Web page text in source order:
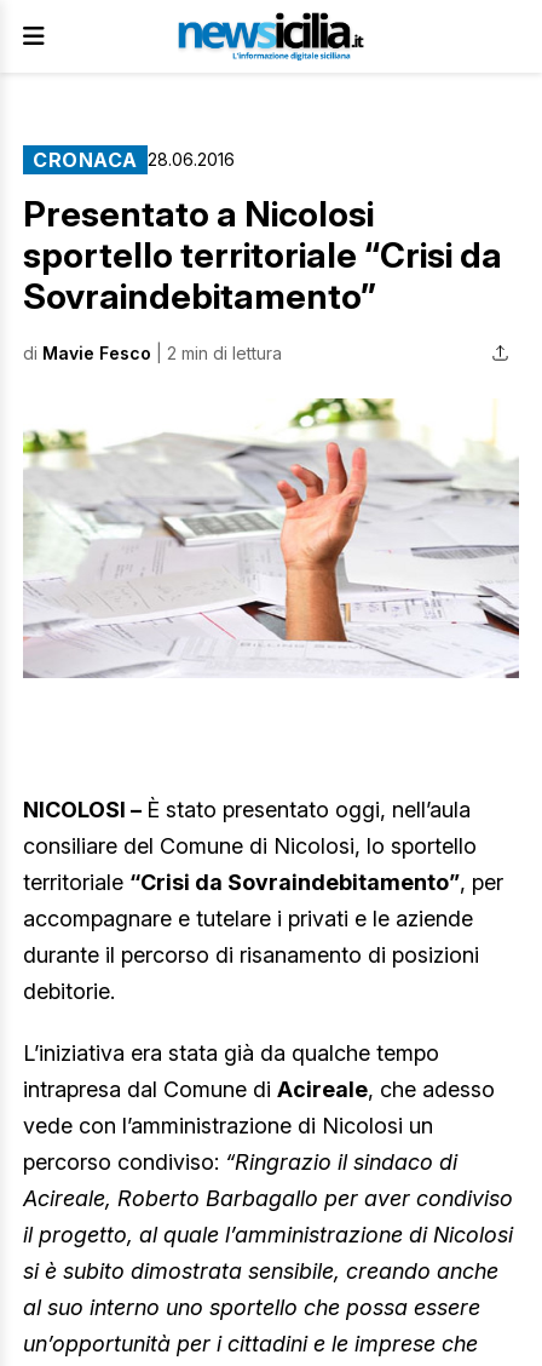
CRONACA 28.06.2016
Presentato a Nicolosi
sportello territoriale “Crisi da
Sovraindebitamento”
di Mavie Fesco | 2 min di lettura
NICOLOSI – È stato presentato oggi, nell’aula
consiliare del Comune di Nicolosi, lo sportello
territoriale “Crisi da Sovraindebitamento”, per
accompagnare e tutelare i privati e le aziende
durante il percorso di risanamento di posizioni
debitorie.
L’iniziativa era stata già da qualche tempo
intrapresa dal Comune di Acireale, che adesso
vede con l’amministrazione di Nicolosi un
percorso condiviso: “Ringrazio il sindaco di
Acireale, Roberto Barbagallo per aver condiviso
il progetto, al quale l’amministrazione di Nicolosi
si è subito dimostrata sensibile, creando anche
al suo interno uno sportello che possa essere
un’opportunità per i cittadini e le imprese che